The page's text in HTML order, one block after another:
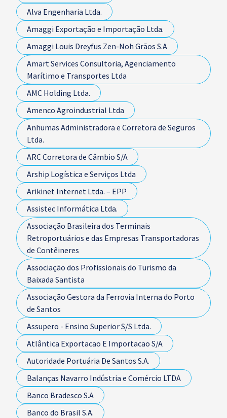
Alva Engenharia Ltda.
Amaggi Exportação e Importação Ltda.
Amaggi Louis Dreyfus Zen-Noh Grãos S.A
Amart Services Consultoria, Agenciamento
Marítimo e Transportes Ltda
AMC Holding Ltda.
Amenco Agroindustrial Ltda
Anhumas Administradora e Corretora de Seguros
Ltda.
ARC Corretora de Câmbio S/A
Arship Logística e Serviços Ltda
Arikinet Internet Ltda. – EPP
Assistec Informática Ltda.
Associação Brasileira dos Terminais
Retroportuários e das Empresas Transportadoras
de Contêineres
Associação dos Profissionais do Turismo da
Baixada Santista
Associação Gestora da Ferrovia Interna do Porto
de Santos
Assupero - Ensino Superior S/S Ltda.
Atlântica Exportacao E Importacao S/A
Autoridade Portuária De Santos S.A.
Balanças Navarro Indústria e Comércio LTDA
Banco Bradesco S.A
Banco do Brasil S.A.